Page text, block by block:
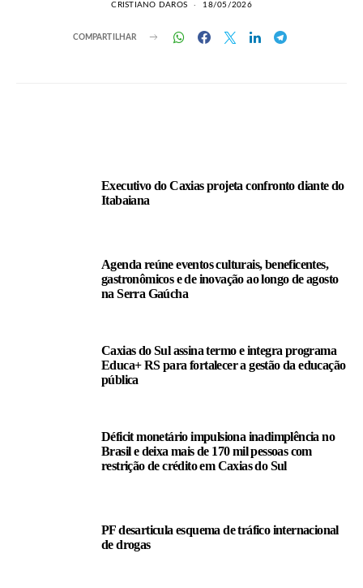
CRISTIANO DAROS 18/05/2026
COMPARTILHAR
Executivo do Caxias projeta confronto diante do
Itabaiana
Agenda reúne eventos culturais, beneficentes,
gastronômicos e de inovação ao longo de agosto
na Serra Gaúcha
Caxias do Sul assina termo e integra programa
Educa+ RS para fortalecer a gestão da educação
pública
Déficit monetário impulsiona inadimplência no
Brasil e deixa mais de 170 mil pessoas com
restrição de crédito em Caxias do Sul
PF desarticula esquema de tráfico internacional
de drogas